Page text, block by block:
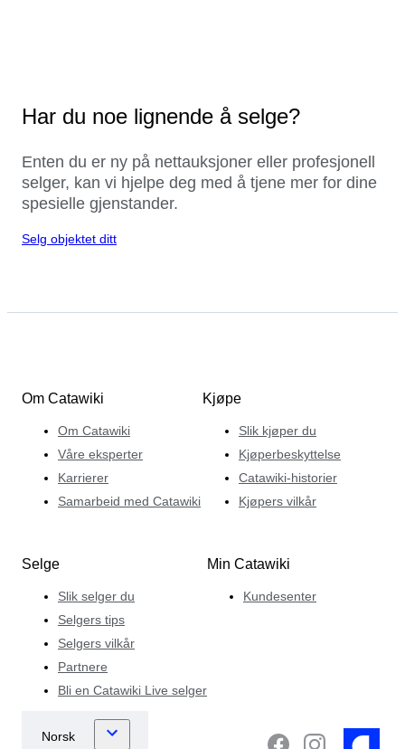
Har du noe lignende å selge?
Enten du er ny på nettauksjoner eller profesjonell
selger, kan vi hjelpe deg med å tjene mer for dine
spesielle gjenstander.
Selg objektet ditt
Om Catawiki
Om Catawiki
Våre eksperter
Karrierer
Samarbeid med Catawiki
Kjøpe
Slik kjøper du
Kjøperbeskyttelse
Catawiki-historier
Kjøpers vilkår
Selge
Slik selger du
Selgers tips
Selgers vilkår
Partnere
Bli en Catawiki Live selger
Min Catawiki
Kundesenter